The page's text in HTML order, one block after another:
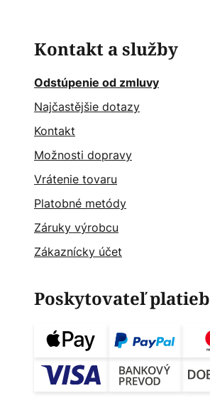
Kontakt a služby
Odstúpenie od zmluvy
Najčastějšie dotazy
Kontakt
Možnosti dopravy
Vrátenie tovaru
Platobné metódy
Záruky výrobcu
Zákaznícky účet
Poskytovateľ platieb